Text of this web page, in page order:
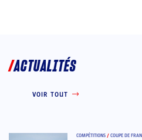
ACTUALITÉS
VOIR TOUT
COMPÉTITIONS / COUPE DE